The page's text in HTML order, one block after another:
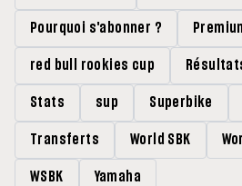
Pourquoi s'abonner ?
red bull rookies cup
Stats sup Superbike
Transferts World SBK
WSBK Yamaha